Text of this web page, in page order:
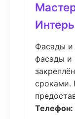
Фасады и
фасады и
сроками.
Телефон: